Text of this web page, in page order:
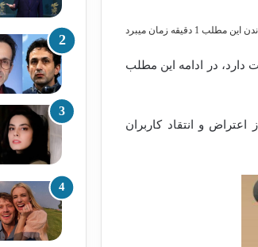
مطلب 1 دقیقه زمان میبرد
دارد، در ادامه این مطلب
و انتقاد کاربران